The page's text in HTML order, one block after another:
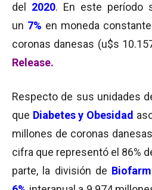
del
2020. En este período
un 7% en moneda
coronas danesas (u$s
Release.
Respecto de sus unidades
que Diabetes y Obesidad
millones de coronas
cifra que representó el 86%
parte, la división de